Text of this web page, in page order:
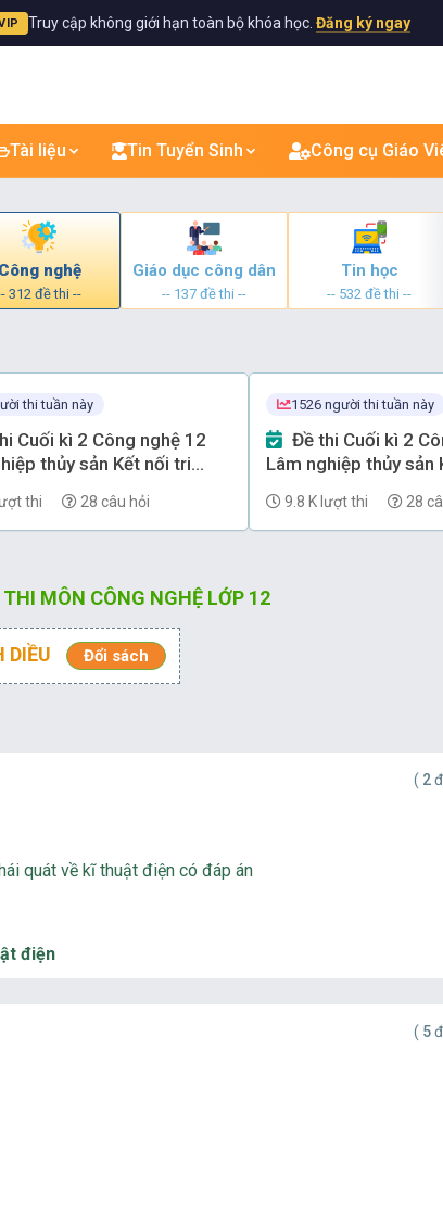
Truy cập không giới hạn toàn bộ khóa học. Đăng ký ngay
Tài liệu Tin Tuyển Sinh Công cụ Giáo
Công nghệ
312 đề thi --
Giáo dục công dân
-- 137 đề thi --
Tin học
-- 532 đề thi --
thi tuần này
thủy sản Kết nối tri
thi 28 câu hỏi
1526 người thi tuần này
Lâm nghiệp thủy sản
9.8 K lượt thi 28
MÔN CÔNG NGHỆ LỚP 12
DIỀU Đổi sách
( 2
quát về kĩ thuật điện có đáp án
điện
( 5